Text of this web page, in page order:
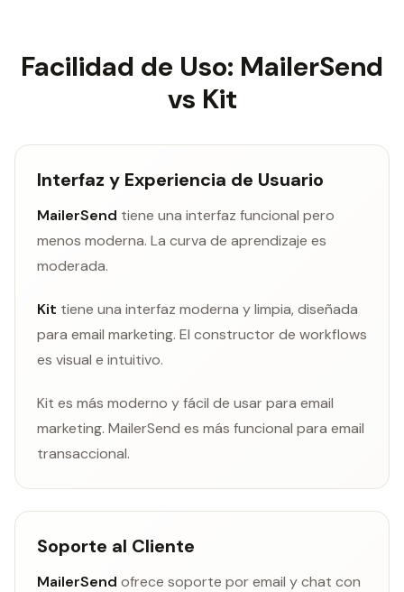
Facilidad de Uso: MailerSend
vs Kit
Interfaz y Experiencia de Usuario
MailerSend tiene una interfaz funcional pero
menos moderna. La curva de aprendizaje es
moderada.
Kit tiene una interfaz moderna y limpia, diseñada
para email marketing. El constructor de workflows
es visual e intuitivo.
Kit es más moderno y fácil de usar para email
marketing. MailerSend es más funcional para email
transaccional.
Soporte al Cliente
MailerSend ofrece soporte por email y chat con